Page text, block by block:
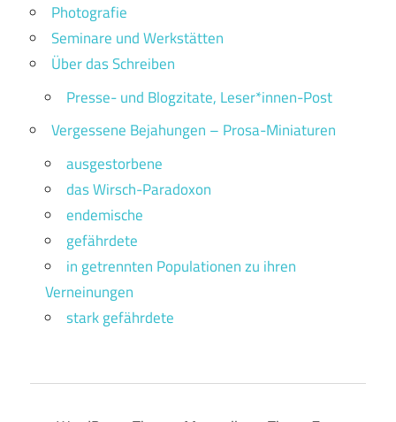
Photografie
Seminare und Werkstätten
Über das Schreiben
Presse- und Blogzitate, Leser*innen-Post
Vergessene Bejahungen – Prosa-Miniaturen
ausgestorbene
das Wirsch-Paradoxon
endemische
gefährdete
in getrennten Populationen zu ihren
Verneinungen
stark gefährdete